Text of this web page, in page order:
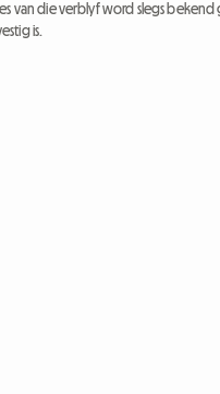
van die verblyf word slegs
is.